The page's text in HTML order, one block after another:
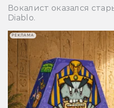
Вокалист оказался
Diablo.
РЕКЛАМА